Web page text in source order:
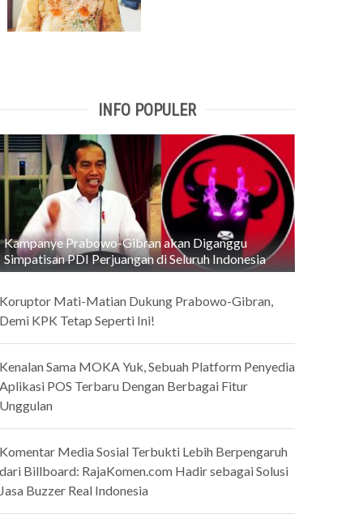
INFO POPULER
Kampanye Prabowo-Gibran akan Diganggu
Simpatisan PDI Perjuangan di Seluruh Indonesia
Mati-Matian Dukung Prabowo-Gibran,
KPK Tetap Seperti Ini!
Sama MOKA Yuk, Sebuah Platform Penyedia
POS Terbaru Dengan Berbagai Fitur
Media Sosial Terbukti Lebih Berpengaruh
Billboard: RajaKomen.com Hadir sebagai Solusi
Buzzer Real Indonesia